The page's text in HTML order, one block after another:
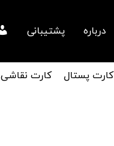
درباره پشتیبانی
کارت پستال کارت نقاشی